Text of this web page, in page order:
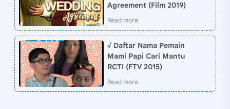
Agreement (Film 2019)
√ Daftar Nama Pemain
Mami Papi Cari Mantu
RCTI (FTV 2015)